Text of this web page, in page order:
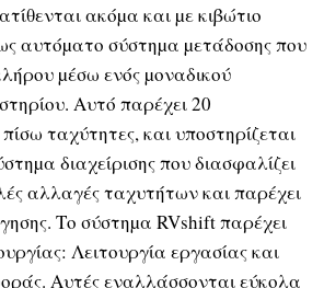
ακόµα και µε κιβώτιο
αυτόµατο σύστηµα µετάδοσης που
µέσω ενός µοναδικού
Αυτό παρέχει 20
ταχύτητες, και υποστηρίζεται
διαχείρισης που διασφαλίζει
αλλαγές ταχυτήτων και παρέχει
Το σύστηµα RVshift παρέχει
Λειτουργία εργασίας και
Αυτές εναλλάσσονται εύκολα